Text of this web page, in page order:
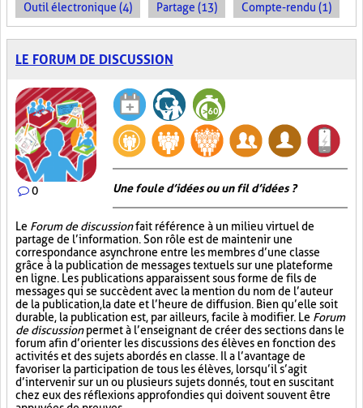
Outil électronique (4) Partage (13) Compte-rendu (1)
LE FORUM DE DISCUSSION
0 Une foule d’idées ou un fil d’idées ?
Le Forum de discussionfait référence à un milieu virtuel de
partage de l’information. Son rôle est de maintenir une
correspondance asynchrone entre les membres d’une classe
grâce à la publication de messages textuels sur une plateforme
en ligne. Les publications apparaissent sous forme de fils de
messages qui se succèdent avec la mention du nom de l’auteur
de la publication, la date et l’heure de diffusion. Bien qu’elle soit
durable, la publication est, par ailleurs, facile à modifier. Le Forum
de discussionpermet à l’enseignant de créer des sections dans le
forum afin d’orienter les discussions des élèves en fonction des
activités et des sujets abordés en classe. Il a l’avantage de
favoriser la participation de tous les élèves, lorsqu’il s’agit
d’intervenir sur un ou plusieurs sujets donnés, tout en suscitant
chez eux des réflexions approfondies qui doivent souvent être